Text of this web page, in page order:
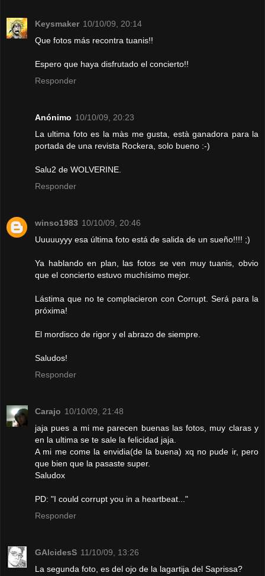
Keysmaker 10/10/09, 20:14
Que fotos más recontra tuanis!!
Espero que haya disfrutado el concierto!!
Responder
Anónimo 10/10/09, 20:23
La ultima foto es la màs me gusta, està ganadora para la
portada de una revista Rockera, solo bueno :-)
Salu2 de WOLVERINE.
Responder
winso1983 10/10/09, 20:46
Uuuuuyyy esa última foto está de salida de un sueño!!!! ;)
Ya hablando en plan, las fotos se ven muy tuanis, obvio
que el concierto estuvo muchísimo mejor.
Lástima que no te complacieron con Corrupt. Será para la
próxima!
El mordisco de rigor y el abrazo de siempre.
Saludos!
Responder
Carajo 10/10/09, 21:48
jaja pues a mi me parecen buenas las fotos, muy claras y
en la ultima se te sale la felicidad jaja.
A mi me come la envidia(de la buena) xq no pude ir, pero
que bien que la pasaste super.
Saludox
PD: "I could corrupt you in a heartbeat..."
Responder
GAlcidesS 11/10/09, 13:26
La segunda foto, es del ojo de la lagartija del Saprissa?